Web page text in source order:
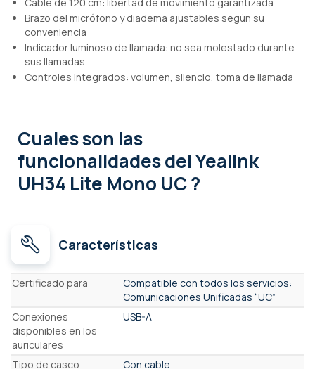
Brazo del micrófono y diadema ajustables según su
conveniencia
Indicador luminoso de llamada: no sea molestado durante
sus llamadas
Controles integrados: volumen, silencio, toma de llamada
Cuales son las
funcionalidadesdel Yealink
UH34 Lite Mono UC ?
Características
Características
Certificado para
Compatible con todos los servicios:
Comunicaciones Unificadas “UC”
Conexiones
disponibles en los
auriculares
USB-A
Tipo de casco Con cable